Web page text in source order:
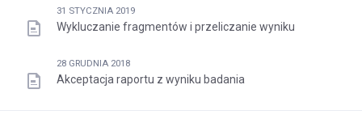
31 STYCZNIA 2019
Wykluczanie fragmentów i przeliczanie wyniku
28 GRUDNIA 2018
Akceptacja raportu z wyniku badania